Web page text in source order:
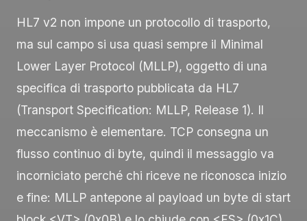
HL7 v2 non impone un protocollo di trasporto,
ma sul campo si usa quasi sempre il Minimal
Lower Layer Protocol (MLLP), oggetto di una
specifica di trasporto pubblicata da HL7
(Transport Specification: MLLP, Release 1). Il
meccanismo è elementare. TCP consegna un
flusso continuo di byte, quindi il messaggio va
incorniciato perché chi riceve ne riconosca inizio
e fine: MLLP antepone al payload un byte di start